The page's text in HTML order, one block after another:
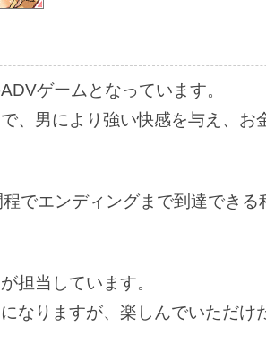
ゲームとなっています。
、男により強い快感を与え、お
でエンディングまで到達できる
が担当しています。
なりますが、楽しんでいただけ